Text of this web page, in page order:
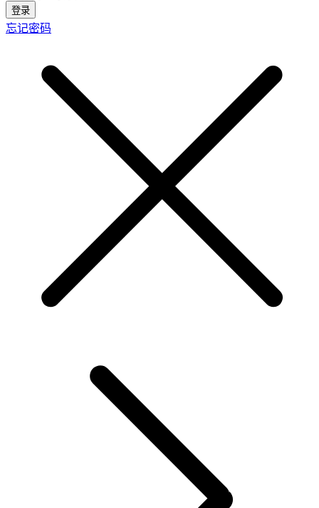
登录
忘记密码